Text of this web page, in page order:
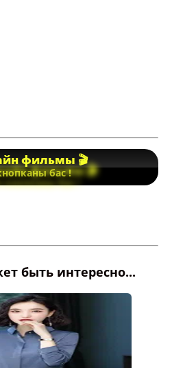
фильмы 🎬
бас !
быть интересно...